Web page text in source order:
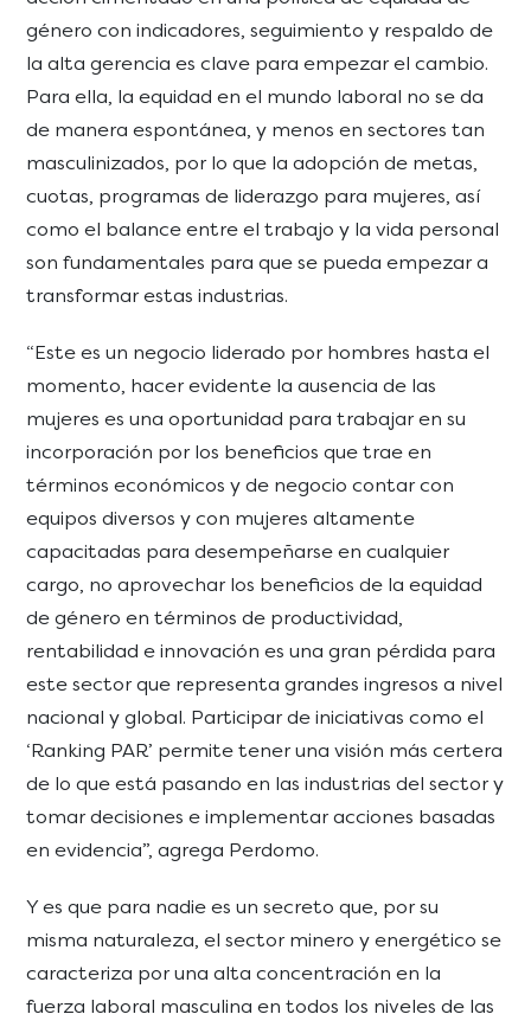
género con indicadores, seguimiento y respaldo de
la alta gerencia es clave para empezar el cambio.
Para ella, la equidad en el mundo laboral no se da
de manera espontánea, y menos en sectores tan
masculinizados, por lo que la adopción de metas,
cuotas, programas de liderazgo para mujeres, así
como el balance entre el trabajo y la vida personal
son fundamentales para que se pueda empezar a
transformar estas industrias.
“Este es un negocio liderado por hombres hasta el
momento, hacer evidente la ausencia de las
mujeres es una oportunidad para trabajar en su
incorporación por los beneficios que trae en
términos económicos y de negocio contar con
equipos diversos y con mujeres altamente
capacitadas para desempeñarse en cualquier
cargo, no aprovechar los beneficios de la equidad
de género en términos de productividad,
rentabilidad e innovación es una gran pérdida para
este sector que representa grandes ingresos a nivel
nacional y global. Participar de iniciativas como el
‘Ranking PAR’ permite tener una visión más certera
de lo que está pasando en las industrias del sector y
tomar decisiones e implementar acciones basadas
en evidencia”, agrega Perdomo.
Y es que para nadie es un secreto que, por su
misma naturaleza, el sector minero y energético se
caracteriza por una alta concentración en la
fuerza laboral masculina en todos los niveles de las